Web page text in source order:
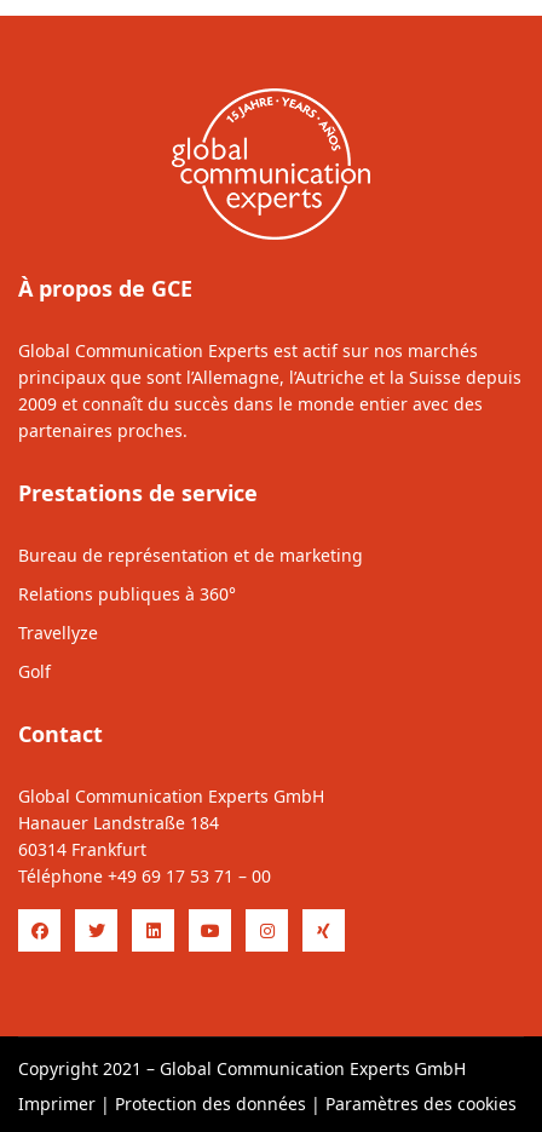
À propos de GCE
Global Communication Experts est actif sur nos marchés
principaux que sont l’Allemagne, l’Autriche et la Suisse depuis
2009 et connaît du succès dans le monde entier avec des
partenaires proches.
Prestations de service
Bureau de représentation et de marketing
Relations publiques à 360°
Travellyze
Golf
Contact
Global Communication Experts GmbH
Hanauer Landstraße 184
60314 Frankfurt
Téléphone +49 69 17 53 71 – 00
Copyright 2021 – Global Communication Experts GmbH
Imprimer | Protection des données | Paramètres des cookies